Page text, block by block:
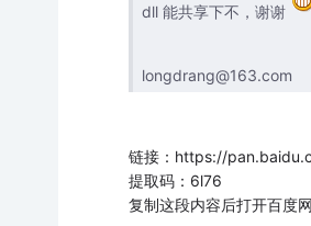
dll 能共享下不，谢谢
longdrang@163.com
链接：https://
提取码：6l76
复制这段内容后打开百度